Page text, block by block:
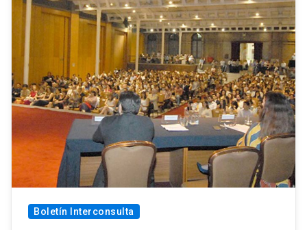
Boletín Interconsulta